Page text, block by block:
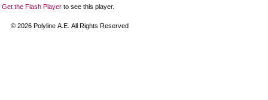
Get the Flash Player to see this player.
© 2026 Polyline Α.Ε. All Rights Reserved